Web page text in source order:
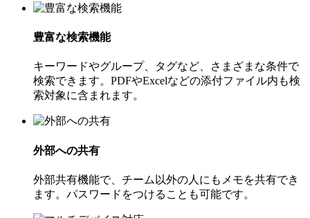
豊富な検索機能
キーワードやグループ、タグなど、さまざまな条件で
検索できます。PDFやExcelなどの添付ファイル内も検
索対象に含まれます。
外部への共有
外部共有機能で、チーム以外の人にもメモを共有でき
ます。パスワードをつけることも可能です。